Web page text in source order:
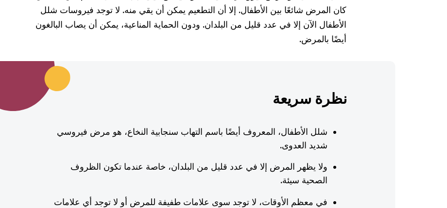
كان المرض شائعًا بين الأطفال. إلا أن التطعيم يمكن أن يقي منه. لا توجد فيروسات شلل
الأطفال الآن إلا في عدد قليل من البلدان. ودون الحماية المناعية، يمكن أن يصاب البالغون
أيضًا بالمرض.
نظرة سريعة
شلل الأطفال، المعروف أيضًا باسم التهاب سنجابية النخاع، هو مرض فيروسي
شديد العدوى.
ولا يظهر المرض إلا في عدد قليل من البلدان، خاصة عندما تكون الظروف
الصحية سيئة.
في معظم الأوقات، لا توجد سوى علامات طفيفة للمرض أو لا توجد أي علامات